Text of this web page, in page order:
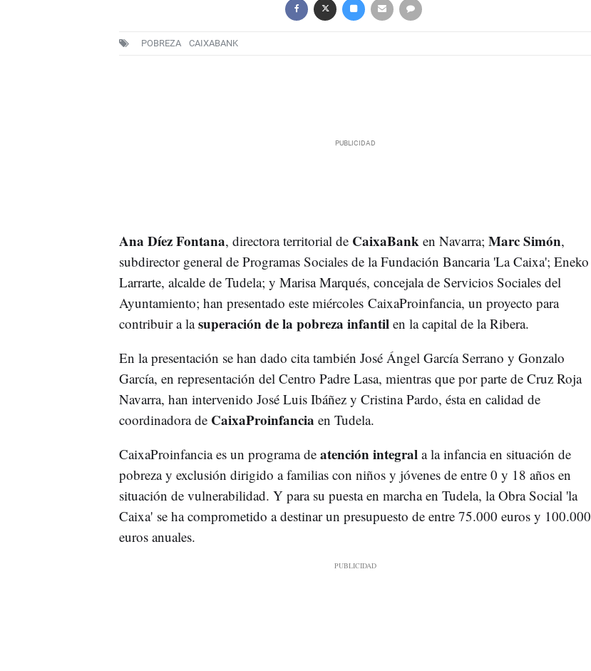
POBREZA CAIXABANK
Ana Díez Fontana, directora territorial de CaixaBank en Navarra; Marc Simón,
subdirector general de Programas Sociales de la Fundación Bancaria 'La Caixa'; Eneko
Larrarte, alcalde de Tudela; y Marisa Marqués, concejala de Servicios Sociales del
Ayuntamiento; han presentado este miércoles CaixaProinfancia, un proyecto para
contribuir a lasuperación de la pobreza infantil en la capital de la Ribera.
En la presentación se han dado cita también José Ángel García Serrano y Gonzalo
García, en representación del Centro Padre Lasa, mientras que por parte de Cruz Roja
Navarra, han intervenido José Luis Ibáñez y Cristina Pardo, ésta en calidad de
coordinadora de CaixaProinfancia en Tudela.
CaixaProinfancia es un programa de atención integral a la infancia en situación de
pobreza y exclusión dirigido a familias con niños y jóvenes de entre 0 y 18 años en
situación de vulnerabilidad. Y para su puesta en marcha en Tudela, la Obra Social 'la
Caixa' se ha comprometido a destinar un presupuesto de entre 75.000 euros y 100.000
euros anuales.